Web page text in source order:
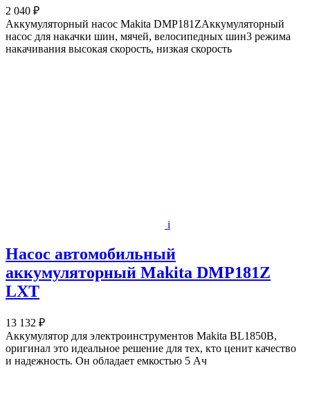
2 040 ₽
Аккумуляторный насос Makita DMP181ZАккумуляторный
насос для накачки шин, мячей, велосипедных шин3 режима
накачивания высокая скорость, низкая скорость
i
Насос автомобильный
аккумуляторный Makita DMP181Z
LXT
13 132 ₽
Аккумулятор для электроинструментов Makita BL1850B,
оригинал это идеальное решение для тех, кто ценит качество
и надежность. Он обладает емкостью 5 Ач